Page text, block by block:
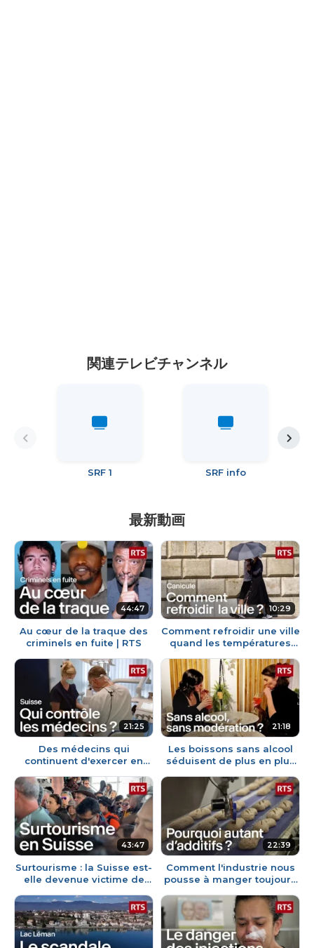
関連テレビチャンネル
SRF 1 SRF info
最新動画
44:47
Au cœur de la traque des
criminels en fuite | RTS
10:29
Comment refroidir une ville
quand les températures
21:25
Des médecins qui
continuent d'exercer en
interdiction | RTS
21:18
Les boissons sans alcool
séduisent de plus en plus
43:47
Surtourisme : la Suisse est-
elle devenue victime de
22:39
Comment l'industrie nous
pousse à manger toujours
transformés | RTS